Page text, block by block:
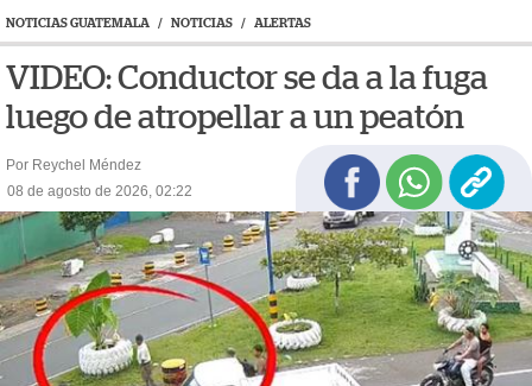
NOTICIAS GUATEMALA / NOTICIAS / ALERTAS
VIDEO: Conductor se da a la fuga
luego de atropellar a un peatón
Por Reychel Méndez
08 de agosto de 2026, 02:22